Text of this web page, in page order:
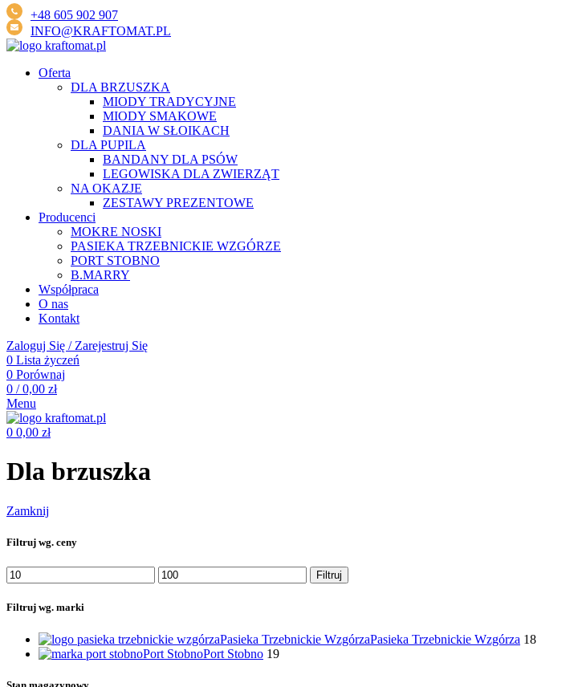
+48 605 902 907
INFO@KRAFTOMAT.PL
Oferta
DLA BRZUSZKA
MIODY TRADYCYJNE
MIODY SMAKOWE
DANIA W SŁOIKACH
DLA PUPILA
BANDANY DLA PSÓW
LEGOWISKA DLA ZWIERZĄT
NA OKAZJE
ZESTAWY PREZENTOWE
Producenci
MOKRE NOSKI
PASIEKA TRZEBNICKIE WZGÓRZE
PORT STOBNO
B.MARRY
Współpraca
O nas
Kontakt
Zaloguj Się / Zarejestruj Się
0 Lista życzeń
0 Porównaj
0 / 0,00 zł
Menu
0 0,00 zł
Dla brzuszka
Zamknij
Filtruj wg. ceny
Cena
min
Cena
max
Filtruj
Filtruj wg. marki
Pasieka Trzebnickie WzgórzaPasieka Trzebnickie Wzgórza 18
Port StobnoPort Stobno 19